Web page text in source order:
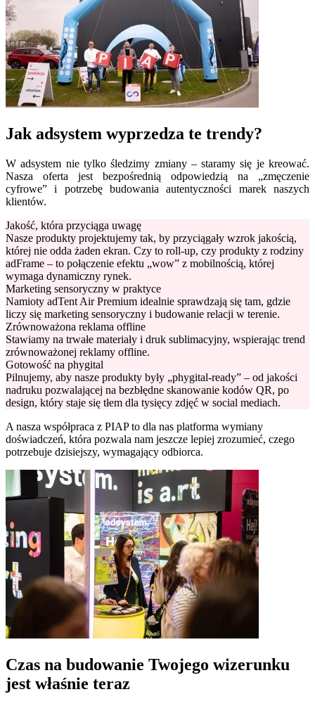
Jak adsystem wyprzedza te trendy?
W adsystem nie tylko śledzimy zmiany – staramy się je kreować.
Nasza oferta jest bezpośrednią odpowiedzią na „zmęczenie
cyfrowe” i potrzebę budowania autentyczności marek naszych
klientów.
Jakość, która przyciąga uwagę
Nasze produkty projektujemy tak, by przyciągały wzrok jakością,
której nie odda żaden ekran. Czy to roll-up, czy produkty z rodziny
adFrame – to połączenie efektu „wow” z mobilnością, której
wymaga dynamiczny rynek.
Marketing sensoryczny w praktyce
Namioty adTent Air Premium idealnie sprawdzają się tam, gdzie
liczy się marketing sensoryczny i budowanie relacji w terenie.
Zrównoważona reklama offline
Stawiamy na trwałe materiały i druk sublimacyjny, wspierając trend
zrównoważonej reklamy offline.
Gotowość na phygital
Pilnujemy, aby nasze produkty były „phygital-ready” – od jakości
nadruku pozwalającej na bezbłędne skanowanie kodów QR, po
design, który staje się tłem dla tysięcy zdjęć w social mediach.
A nasza współpraca z PIAP to dla nas platforma wymiany
doświadczeń, która pozwala nam jeszcze lepiej zrozumieć, czego
potrzebuje dzisiejszy, wymagający odbiorca.
Czas na budowanie Twojego wizerunku
jest właśnie teraz